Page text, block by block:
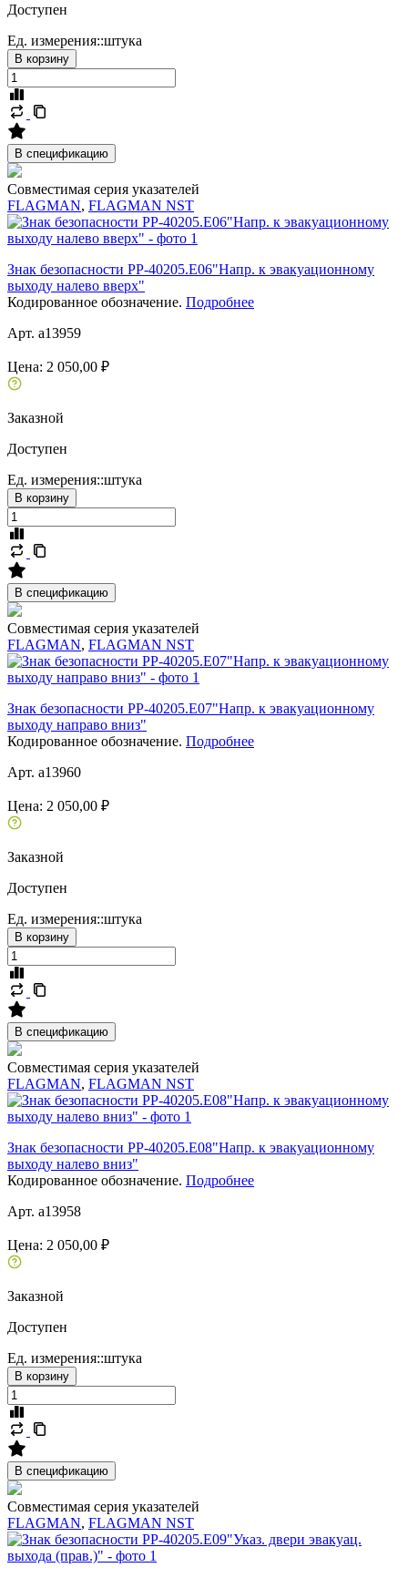
Доступен
Ед. измерения::штука
В корзину
В спецификацию
Совместимая серия указателей
FLAGMAN, FLAGMAN NST
Знак безопасности PP-40205.E06"Напр. к эвакуационному
выходу налево вверх"
Кодированное обозначение. Подробнее
Арт. a13959
Цена: 2 050,00 ₽
Заказной
Доступен
Ед. измерения::штука
В корзину
В спецификацию
Совместимая серия указателей
FLAGMAN, FLAGMAN NST
Знак безопасности PP-40205.E07"Напр. к эвакуационному
выходу направо вниз"
Кодированное обозначение. Подробнее
Арт. a13960
Цена: 2 050,00 ₽
Заказной
Доступен
Ед. измерения::штука
В корзину
В спецификацию
Совместимая серия указателей
FLAGMAN, FLAGMAN NST
Знак безопасности PP-40205.E08"Напр. к эвакуационному
выходу налево вниз"
Кодированное обозначение. Подробнее
Арт. a13958
Цена: 2 050,00 ₽
Заказной
Доступен
Ед. измерения::штука
В корзину
В спецификацию
Совместимая серия указателей
FLAGMAN, FLAGMAN NST